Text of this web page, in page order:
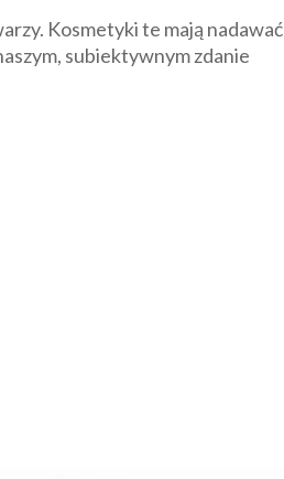
Kosmetyki te mają nadawać
subiektywnym zdanie